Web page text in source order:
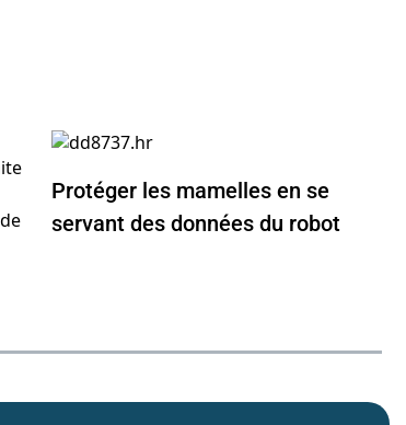
Protéger les mamelles en se
servant des données du robot